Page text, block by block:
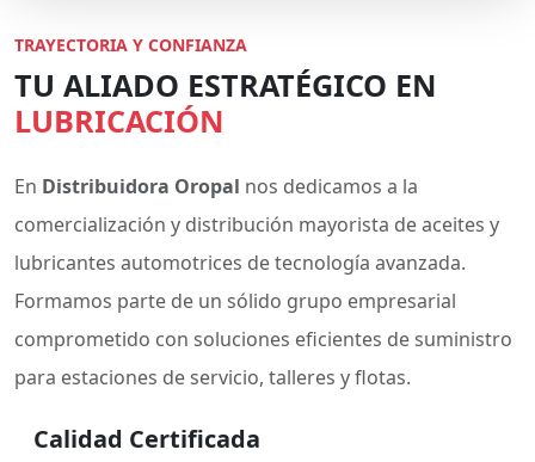
TRAYECTORIA Y CONFIANZA
TU ALIADO ESTRATÉGICO EN
LUBRICACIÓN
En Distribuidora Oropal nos dedicamos a la
comercialización y distribución mayorista de aceites y
lubricantes automotrices de tecnología avanzada.
Formamos parte de un sólido grupo empresarial
comprometido con soluciones eficientes de suministro
para estaciones de servicio, talleres y flotas.
Calidad Certificada